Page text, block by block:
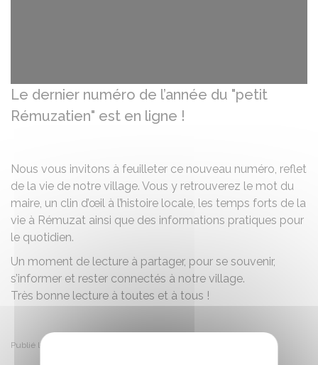
Le dernier numéro de l’année du "petit
Rémuzatien" est en ligne !
Nous vous invitons à feuilleter ce nouveau numéro, reflet
de la vie de notre village. Vous y retrouverez le mot du
maire, un clin d’œil à l’histoire locale, les temps forts de la
vie à Rémuzat ainsi que des informations pratiques pour
le quotidien.
Un moment de lecture à partager, pour se souvenir,
s’informer et rester connectés à notre village.
Très bonne lecture à toutes et à tous !
Publié le mercredi 21 janvier 2026